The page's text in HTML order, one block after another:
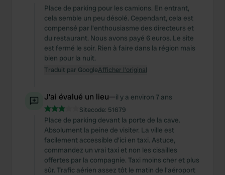
Place de parking pour les camions. En entrant,
cela semble un peu désolé. Cependant, cela est
compensé par l'enthousiasme des directeurs et
du restaurant. Nous avons payé 6 euros. Le site
est fermé le soir. Rien à faire dans la région mais
bien pour la nuit.
Traduit par GoogleAfficher l'original
J'ai évalué un lieu—il y a environ 7 ans
Sitecode: 51679
Place de parking devant la porte de la cave.
Absolument la peine de visiter. La ville est
facilement accessible d'ici en taxi. Astuce,
commandez un vrai taxi et non les cisailles
offertes par la compagnie. Taxi moins cher et plus
sûr. Trafic aérien assez tôt le matin de l'aéroport